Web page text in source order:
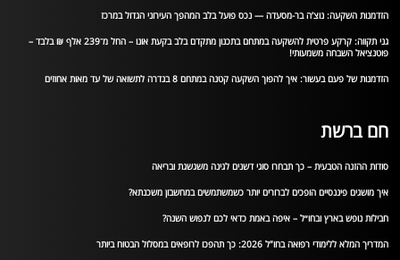
הזדמנות השקעה: נוצ’ה בר-מסעדה — נכס פועל בלב המהפך העירוני הגדול במרכז
גני תקווה: קרקע פרטית להשקעה במתחם בתכנון מתקדם בלב בקעת אונו – החל מ־239 אלף ₪ בלבד –
פוטנציאל השבחה משמעותי!
הזדמנות של פעם בעשור: איך להפוך השקעה קטנה במתחם 8 בגדרה לתשואה של עד מאות אחוזים
חם ברשת
סודות ההזנה הטבעית – כך תבחרו סוגי דשנים לגינה משגשגת ובריאה
איך מושגים פיננסיים הופכים לברורים יותר כשמשתמשים במחשבון משכנתא?
חבילות נופש בארץ ובחו״ל – איפה באמת כדאי לכם לנפוש השנה?
המדריך המלא ללימודי רפואה בחו”ל 2026: כך תהפכו לרופאים במסלול הבטוח ביותר